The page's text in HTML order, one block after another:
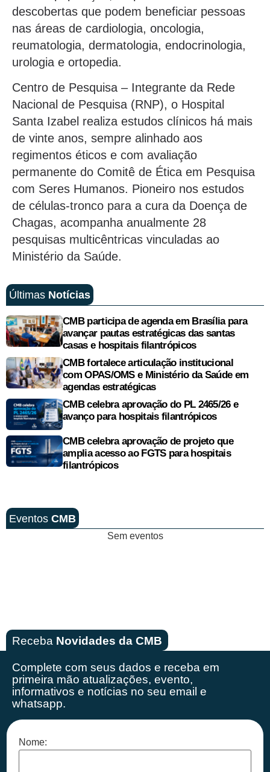
descobertas que podem beneficiar pessoas
nas áreas de cardiologia, oncologia,
reumatologia, dermatologia, endocrinologia,
urologia e ortopedia.
Centro de Pesquisa – Integrante da Rede
Nacional de Pesquisa (RNP), o Hospital
Santa Izabel realiza estudos clínicos há mais
de vinte anos, sempre alinhado aos
regimentos éticos e com avaliação
permanente do Comitê de Ética em Pesquisa
com Seres Humanos. Pioneiro nos estudos
de células-tronco para a cura da Doença de
Chagas, acompanha anualmente 28
pesquisas multicêntricas vinculadas ao
Ministério da Saúde.
Últimas Notícias
CMB participa de agenda em Brasília para
avançar pautas estratégicas das santas
casas e hospitais filantrópicos
CMB fortalece articulação institucional
com OPAS/OMS e Ministério da Saúde em
agendas estratégicas
CMB celebra aprovação do PL 2465/26 e
avanço para hospitais filantrópicos
CMB celebra aprovação de projeto que
amplia acesso ao FGTS para hospitais
filantrópicos
Eventos CMB
Sem eventos
Receba Novidades da CMB
Complete com seus dados e receba em
primeira mão atualizações, evento,
informativos e notícias no seu email e
whatsapp.
Nome: